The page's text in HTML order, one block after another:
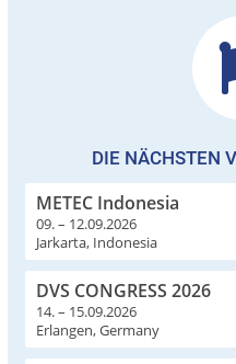
DIE NÄCHSTEN
METEC Indonesia
09. – 12.09.2026
Jarkarta, Indonesia
DVS CONGRESS 2026
14. – 15.09.2026
Erlangen, Germany